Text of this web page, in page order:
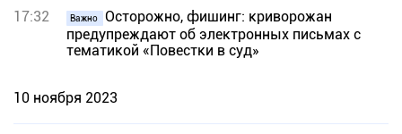
17:32 Важно
Осторожно, фишинг: криворожан
предупреждают об электронных письмах с
тематикой «Повестки в суд»
10 ноября 2023